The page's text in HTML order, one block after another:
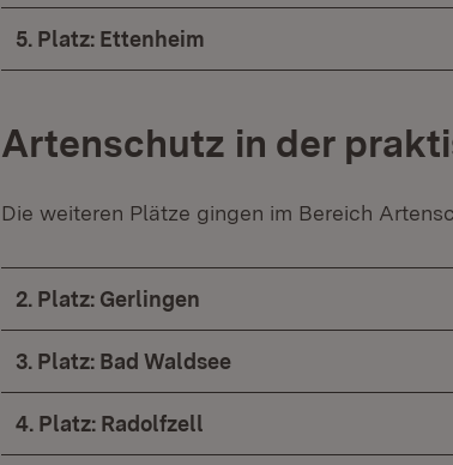
5. Platz: Ettenheim
Artenschutz in der
Die weiteren Plätze gingen im Bereich
2. Platz: Gerlingen
3. Platz: Bad Waldsee
4. Platz: Radolfzell